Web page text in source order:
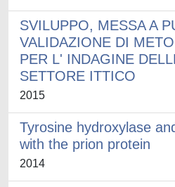
SVILUPPO, MESSA A
VALIDAZIONE DI
PER L' INDAGINE
SETTORE ITTICO
2015
Tyrosine hydroxylase
with the prion protein
2014